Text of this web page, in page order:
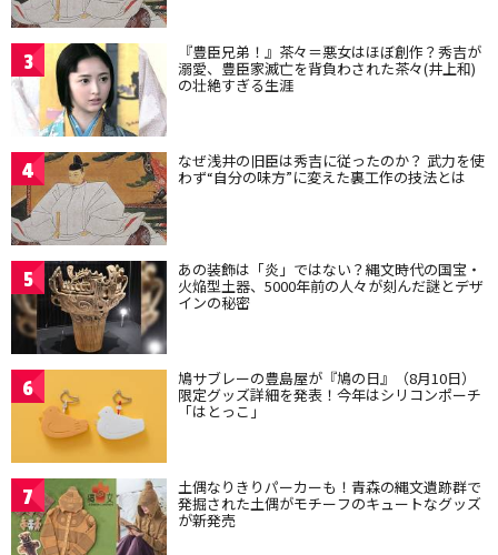
3 『豊臣兄弟！』茶々＝悪女はほぼ創作？秀吉が
溺愛、豊臣家滅亡を背負わされた茶々(井上和)
の壮絶すぎる生涯
4 なぜ浅井の旧臣は秀吉に従ったのか？ 武力を使
わず“自分の味方”に変えた裏工作の技法とは
5 あの装飾は「炎」ではない？縄文時代の国宝・
火焔型土器、5000年前の人々が刻んだ謎とデザ
インの秘密
6 鳩サブレーの豊島屋が『鳩の日』（8月10日）
限定グッズ詳細を発表！今年はシリコンポーチ
「はとっこ」
7 土偶なりきりパーカーも！青森の縄文遺跡群で
発掘された土偶がモチーフのキュートなグッズ
が新発売